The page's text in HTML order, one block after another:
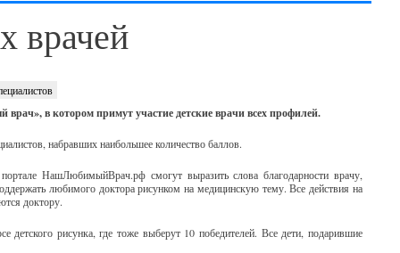
врачей
в котором примут участие детские врачи всех профилей.
набравших наибольшее количество баллов.
НашЛюбимыйВрач.рф смогут выразить слова благодарности врачу,
любимого доктора рисунком на медицинскую тему. Все действия на
доктору.
детского рисунка, где тоже выберут 10 победителей. Все дети, подарившие